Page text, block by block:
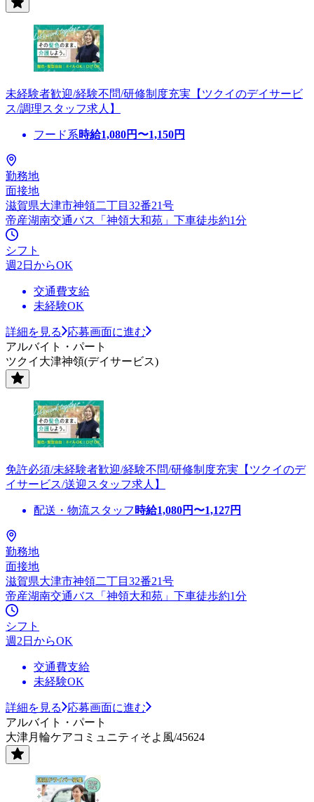
未経験者歓迎/経験不問/研修制度充実【ツクイのデイサービ
ス/調理スタッフ求人】
フード系時給1,080円〜1,150円
勤務地
面接地
滋賀県大津市神領二丁目32番21号
帝産湖南交通バス「神領大和苑」下車徒歩約1分
シフト
週2日からOK
交通費支給
未経験OK
詳細を見る
応募画面に進む
アルバイト・パート
ツクイ大津神領(デイサービス)
免許必須/未経験者歓迎/経験不問/研修制度充実【ツクイのデ
イサービス/送迎スタッフ求人】
配送・物流スタッフ 時給1,080円〜1,127円
勤務地
面接地
滋賀県大津市神領二丁目32番21号
帝産湖南交通バス「神領大和苑」下車徒歩約1分
シフト
週2日からOK
交通費支給
未経験OK
詳細を見る
応募画面に進む
アルバイト・パート
大津月輪ケアコミュニティそよ風/45624